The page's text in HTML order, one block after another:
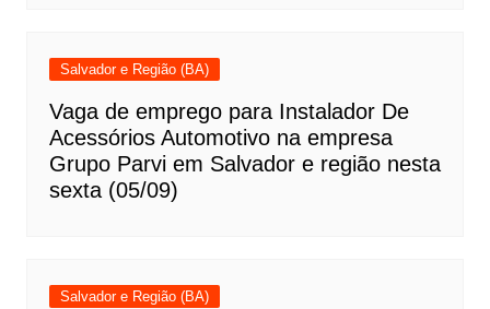
Salvador e Região (BA)
Vaga de emprego para Instalador De
Acessórios Automotivo na empresa
Grupo Parvi em Salvador e região nesta
sexta (05/09)
Salvador e Região (BA)